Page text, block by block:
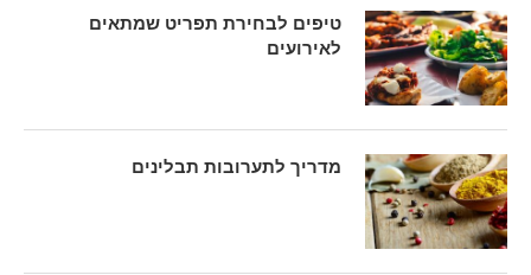
טיפים לבחירת תפריט שמתאים
לאירועים
מדריך לתערובות תבלינים